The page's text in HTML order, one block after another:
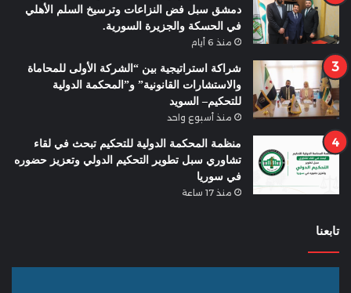
دمشق سبل فض النزاعات وترسيخ السلم الأهلي
في الحسكة والجزيرة السورية.
منذ 6 أيام
شراكة استراتيجية بين “الشركة الأولى للمحاماة
والاستشارات القانونية” و”المحكمة الدولية
للتحكيم– السويد
منذ أسبوع واحد
منظمة المحكمة الدولية للتحكيم تبحث في لقاء
تشاوري سبل تطوير التحكيم الدولي وتعزيز حضوره
في سوريا
منذ 17 ساعة
تابعنا